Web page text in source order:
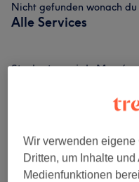
Nicht gefunden wonach du
Alle Services
Studentspecials Men/
Damen / Women-
Haircuts/ Masterstylist (
Wir verwenden
Dritten, um Inhalte
Medienfunktionen